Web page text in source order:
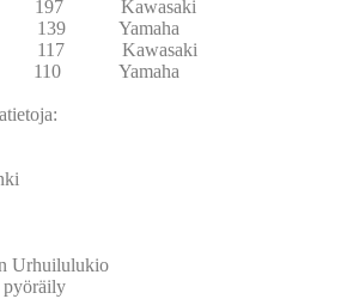
Kawasaki
139 Yamaha
Kawasaki
110 Yamaha
Urhuilulukio
pyöräily